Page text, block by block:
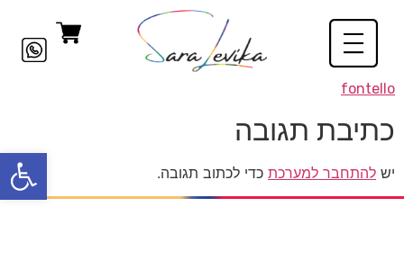
פתח
fontello
כתיבת תגובה
יש להתחבר למערכת כדי לכתוב תגובה.